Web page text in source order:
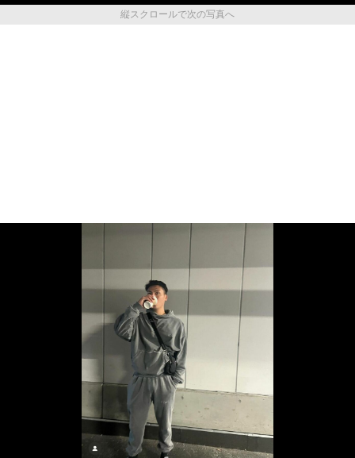
縦スクロールで次の写真へ